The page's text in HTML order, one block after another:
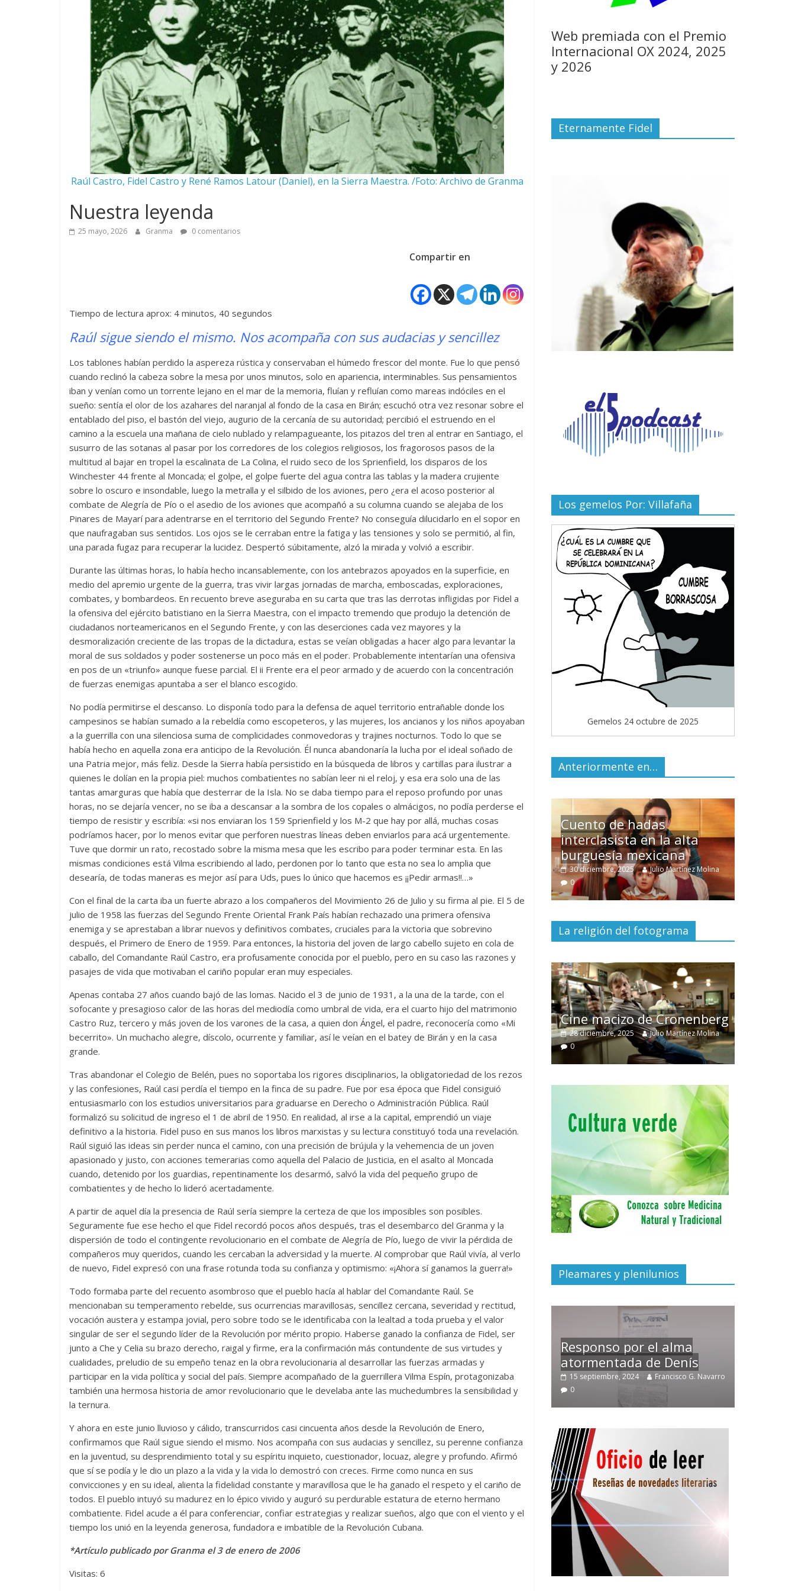
Raúl Castro, Fidel Castro y René Ramos Latour (Daniel), en la Sierra Maestra. /Foto: Archivo de Granma
Nuestra leyenda
25 mayo, 2026 Granma 0 comentarios
Compartir en
Tiempo de lectura aprox: 4 minutos, 40 segundos
Raúl sigue siendo el mismo. Nos acompaña con sus audacias y sencillez
Los tablones habían perdido la aspereza rústica y conservaban el húmedo frescor del monte. Fue lo que pensó
cuando reclinó la cabeza sobre la mesa por unos minutos, solo en apariencia, interminables. Sus pensamientos
iban y venían como un torrente lejano en el mar de la memoria, fluían y refluían como mareas indóciles en el
sueño: sentía el olor de los azahares del naranjal al fondo de la casa en Birán; escuchó otra vez resonar sobre el
entablado del piso, el bastón del viejo, augurio de la cercanía de su autoridad; percibió el estruendo en el
camino a la escuela una mañana de cielo nublado y relampagueante, los pitazos del tren al entrar en Santiago, el
susurro de las sotanas al pasar por los corredores de los colegios religiosos, los fragorosos pasos de la
multitud al bajar en tropel la escalinata de La Colina, el ruido seco de los Sprienfield, los disparos de los
Winchester 44 frente al Moncada; el golpe, el golpe fuerte del agua contra las tablas y la madera crujiente
sobre lo oscuro e insondable, luego la metralla y el silbido de los aviones, pero ¿era el acoso posterior al
combate de Alegría de Pío o el asedio de los aviones que acompañó a su columna cuando se alejaba de los
Pinares de Mayarí para adentrarse en el territorio del Segundo Frente? No conseguía dilucidarlo en el sopor en
que naufragaban sus sentidos. Los ojos se le cerraban entre la fatiga y las tensiones y solo se permitió, al fin,
una parada fugaz para recuperar la lucidez. Despertó súbitamente, alzó la mirada y volvió a escribir.
Durante las últimas horas, lo había hecho incansablemente, con los antebrazos apoyados en la superficie, en
medio del apremio urgente de la guerra, tras vivir largas jornadas de marcha, emboscadas, exploraciones,
combates, y bombardeos. En recuento breve aseguraba en su carta que tras las derrotas infligidas por Fidel a
la ofensiva del ejército batistiano en la Sierra Maestra, con el impacto tremendo que produjo la detención de
ciudadanos norteamericanos en el Segundo Frente, y con las deserciones cada vez mayores y la
desmoralización creciente de las tropas de la dictadura, estas se veían obligadas a hacer algo para levantar la
moral de sus soldados y poder sostenerse un poco más en el poder. Probablemente intentarían una ofensiva
en pos de un «triunfo» aunque fuese parcial. El ii Frente era el peor armado y de acuerdo con la concentración
de fuerzas enemigas apuntaba a ser el blanco escogido.
No podía permitirse el descanso. Lo disponía todo para la defensa de aquel territorio entrañable donde los
campesinos se habían sumado a la rebeldía como escopeteros, y las mujeres, los ancianos y los niños apoyaban
a la guerrilla con una silenciosa suma de complicidades conmovedoras y trajines nocturnos. Todo lo que se
había hecho en aquella zona era anticipo de la Revolución. Él nunca abandonaría la lucha por el ideal soñado de
una Patria mejor, más feliz. Desde la Sierra había persistido en la búsqueda de libros y cartillas para ilustrar a
quienes le dolían en la propia piel: muchos combatientes no sabían leer ni el reloj, y esa era solo una de las
tantas amarguras que había que desterrar de la Isla. No se daba tiempo para el reposo profundo por unas
horas, no se dejaría vencer, no se iba a descansar a la sombra de los copales o almácigos, no podía perderse el
tiempo de resistir y escribía: «si nos enviaran los 159 Sprienfield y los M-2 que hay por allá, muchas cosas
podríamos hacer, por lo menos evitar que perforen nuestras líneas deben enviarlos para acá urgentemente.
Tuve que dormir un rato, recostado sobre la misma mesa que les escribo para poder terminar esta. En las
mismas condiciones está Vilma escribiendo al lado, perdonen por lo tanto que esta no sea lo amplia que
desearía, de todas maneras es mejor así para Uds, pues lo único que hacemos es ¡¡Pedir armas!!…»
Con el final de la carta iba un fuerte abrazo a los compañeros del Movimiento 26 de Julio y su firma al pie. El 5 de
julio de 1958 las fuerzas del Segundo Frente Oriental Frank País habían rechazado una primera ofensiva
enemiga y se aprestaban a librar nuevos y definitivos combates, cruciales para la victoria que sobrevino
después, el Primero de Enero de 1959. Para entonces, la historia del joven de largo cabello sujeto en cola de
caballo, del Comandante Raúl Castro, era profusamente conocida por el pueblo, pero en su caso las razones y
pasajes de vida que motivaban el cariño popular eran muy especiales.
Apenas contaba 27 años cuando bajó de las lomas. Nacido el 3 de junio de 1931, a la una de la tarde, con el
sofocante y presagioso calor de las horas del mediodía como umbral de vida, era el cuarto hijo del matrimonio
Castro Ruz, tercero y más joven de los varones de la casa, a quien don Ángel, el padre, reconocería como «Mi
becerrito». Un muchacho alegre, díscolo, ocurrente y familiar, así le veían en el batey de Birán y en la casa
grande.
Tras abandonar el Colegio de Belén, pues no soportaba los rigores disciplinarios, la obligatoriedad de los rezos
y las confesiones, Raúl casi perdía el tiempo en la finca de su padre. Fue por esa época que Fidel consiguió
entusiasmarlo con los estudios universitarios para graduarse en Derecho o Administración Pública. Raúl
formalizó su solicitud de ingreso el 1 de abril de 1950. En realidad, al irse a la capital, emprendió un viaje
definitivo a la historia. Fidel puso en sus manos los libros marxistas y su lectura constituyó toda una revelación.
Raúl siguió las ideas sin perder nunca el camino, con una precisión de brújula y la vehemencia de un joven
apasionado y justo, con acciones temerarias como aquella del Palacio de Justicia, en el asalto al Moncada
cuando, detenido por los guardias, repentinamente los desarmó, salvó la vida del pequeño grupo de
combatientes y de hecho lo lideró acertadamente.
A partir de aquel día la presencia de Raúl sería siempre la certeza de que los imposibles son posibles.
Seguramente fue ese hecho el que Fidel recordó pocos años después, tras el desembarco del Granma y la
dispersión de todo el contingente revolucionario en el combate de Alegría de Pío, luego de vivir la pérdida de
compañeros muy queridos, cuando les cercaban la adversidad y la muerte. Al comprobar que Raúl vivía, al verlo
de nuevo, Fidel expresó con una frase rotunda toda su confianza y optimismo: «¡Ahora sí ganamos la guerra!»
Todo formaba parte del recuento asombroso que el pueblo hacía al hablar del Comandante Raúl. Se
mencionaban su temperamento rebelde, sus ocurrencias maravillosas, sencillez cercana, severidad y rectitud,
vocación austera y estampa jovial, pero sobre todo se le identificaba con la lealtad a toda prueba y el valor
singular de ser el segundo líder de la Revolución por mérito propio. Haberse ganado la confianza de Fidel, ser
junto a Che y Celia su brazo derecho, raigal y firme, era la confirmación más contundente de sus virtudes y
cualidades, preludio de su empeño tenaz en la obra revolucionaria al desarrollar las fuerzas armadas y
participar en la vida política y social del país. Siempre acompañado de la guerrillera Vilma Espín, protagonizaba
también una hermosa historia de amor revolucionario que le develaba ante las muchedumbres la sensibilidad y
la ternura.
Y ahora en este junio lluvioso y cálido, transcurridos casi cincuenta años desde la Revolución de Enero,
confirmamos que Raúl sigue siendo el mismo. Nos acompaña con sus audacias y sencillez, su perenne confianza
en la juventud, su desprendimiento total y su espíritu inquieto, cuestionador, locuaz, alegre y profundo. Afirmó
que sí se podía y le dio un plazo a la vida y la vida lo demostró con creces. Firme como nunca en sus
convicciones y en su ideal, alienta la fidelidad constante y maravillosa que le ha ganado el respeto y el cariño de
todos. El pueblo intuyó su madurez en lo épico vivido y auguró su perdurable estatura de eterno hermano
combatiente. Fidel acude a él para conferenciar, confiar estrategias y realizar sueños, algo que con el viento y el
tiempo los unió en la leyenda generosa, fundadora e imbatible de la Revolución Cubana.
*Artículo publicado por Granma el 3 de enero de 2006
Visitas: 6
Web premiada con el Premio
Internacional OX 2024, 2025
y 2026
Eternamente Fidel
Los gemelos Por: Villafaña
Gemelos 24 octubre de 2025
Anteriormente en…
Las series-caramelos de
Shondaland
13 marzo, 2026 Julio Martínez Molina 0
Una serie con los defectos
de muchas telenovelas
28 febrero, 2026 Julio Martínez Molina 0
Cuento de hadas
interclasista en la alta
burguesía mexicana
30 diciembre, 2025
Julio Martínez Molina
0
Un hombre entre dos
mundos
15 mayo, 2026 Julio Martínez Molina 0
La religión del fotograma
Terror chamánico coreano
Divertida comedia
dramática argentina
29 diciembre, 2025
Julio Martínez Molina
Cine macizo de Cronenberg
28 diciembre, 2025
El documentalNuestra
tierray el despojo de los
pueblos originarios
30 junio, 2026 Julio Martínez Molina 0
Pleamares y plenilunios
Un vergel en las nieblas de
la nostalgia
12 octubre, 2024 Francisco G. Navarro 0
La efímera Torre del
Villuendas
21 septiembre, 2024
Francisco G. Navarro
3
Responso por el alma
atormentada de Denís
15 septiembre, 2024
Francisco G. Navarro
0
Temprano oficio de lector
2 noviembre, 2024
Francisco G. Navarro